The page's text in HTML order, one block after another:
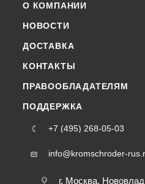
О КОМПАНИИ
НОВОСТИ
ДОСТАВКА
КОНТАКТЫ
ПРАВООБЛАДАТЕЛЯМ
ПОДДЕРЖКА
+7 (495) 268-05-03
info@kromschroder-
г. Москва,